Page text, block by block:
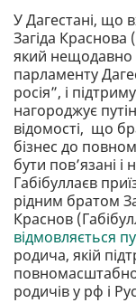
У Дагестані, що
Загіда Краснова
який нещодавно
парламенту
росія”, і
нагороджує
відомості, що
бізнес до
бути повʼязані і
Габібуллаєв
рідним братом
Краснов
відмовляється
родича, якій
родичів у рф і